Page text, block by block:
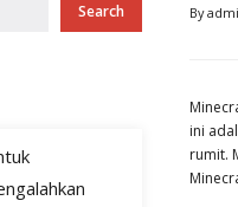
By
ini
rumit.
Search